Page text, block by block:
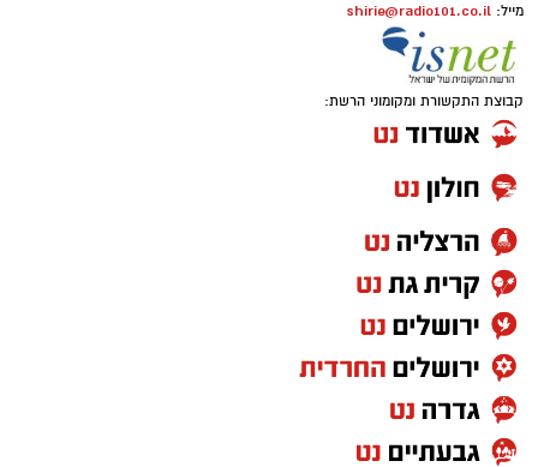
מייל: shirie@radio101.co.il
קבוצת התקשורת ומקומוני הרשת: